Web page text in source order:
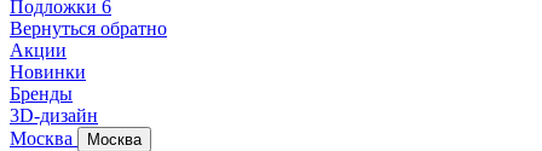
Подложки 6
Вернуться обратно
Акции
Новинки
Бренды
3D-дизайн
Москва
Москва